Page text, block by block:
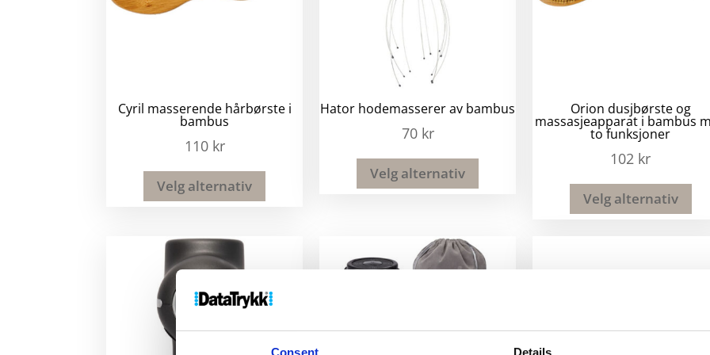
Consent Details
Cyril masserende hårbørste i
bambus
110 kr
Velg alternativ
Hator hodemasserer av bambus
70 kr
Velg alternativ
Orion dusjbørste og
massasjeapparat i bambus
to funksjoner
102 kr
Velg alternativ